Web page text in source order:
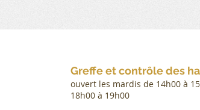
Greffe et contrôle des
ouvert les mardis de 14h00 à
18h00 à 19h00